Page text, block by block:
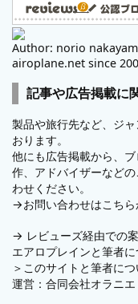
Author: norio
airoplane.net since
記事や広告掲載に
製品や旅行先など、ジ
おります。
他にも広告掲載から、
作、アドバイザーなど
わせください。
→お問い合わせはこちら
→ レビューズ経由での
エアロプレインと筆者に
＞ このサイトと筆者につ
運営： 合同会社オラニエ